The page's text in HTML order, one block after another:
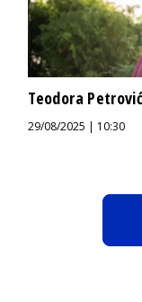
Teodora
29/08/2025 | 10:30